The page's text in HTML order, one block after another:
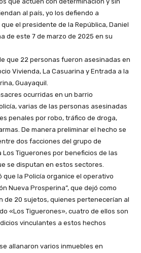
al país, yo los defiendo a
el presidente de la República, Daniel
de este 7 de marzo de 2025 en su
que 22 personas fueron asesinadas en
Vivienda, La Casuarina y Entrada a la
Guayaquil.
ocurridas en un barrio
varias de las personas asesinadas
penales por robo, tráfico de droga,
De manera preliminar el hecho se
dos facciones del grupo de
Tiguerones por beneficios de las
se disputan en estos sectores.
que la Policía organice el operativo
Nueva Prosperina”, que dejó como
de 20 sujetos, quienes pertenecerían al
«Los Tiguerones», cuatro de ellos son
vinculantes a estos hechos
allanaron varios inmuebles en